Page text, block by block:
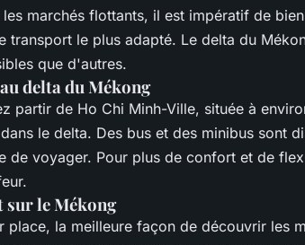
les marchés flottants, il est impératif de
transport le plus adapté. Le delta du
que d'autres.
delta du Mékong
partir de Ho Chi Minh-Ville, située à
le delta. Des bus et des minibus sont
de voyager. Pour plus de confort et de
le Mékong
place, la meilleure façon de découvrir les